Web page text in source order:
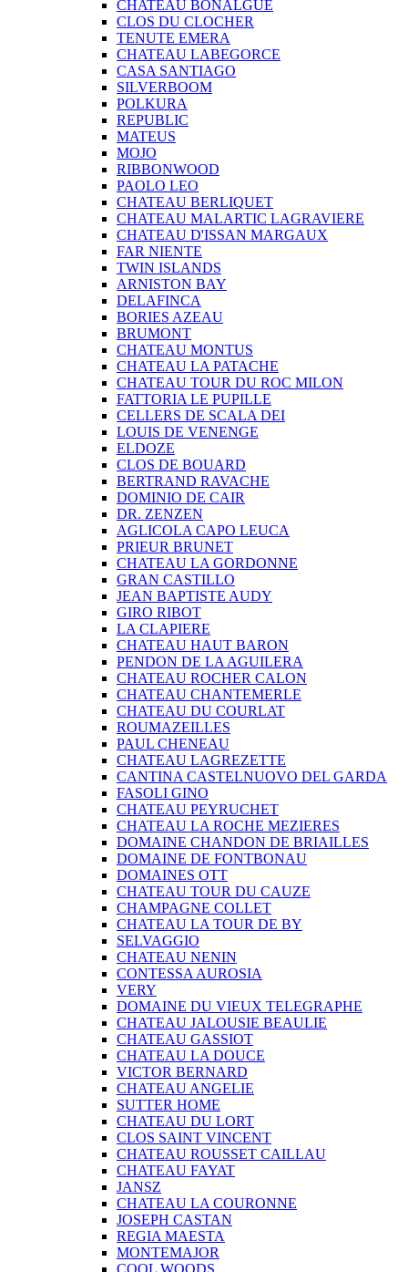
CHATEAU BONALGUE
CLOS DU CLOCHER
TENUTE EMERA
CHATEAU LABEGORCE
CASA SANTIAGO
SILVERBOOM
POLKURA
REPUBLIC
MATEUS
MOJO
RIBBONWOOD
PAOLO LEO
CHATEAU BERLIQUET
CHATEAU MALARTIC LAGRAVIERE
CHATEAU D'ISSAN MARGAUX
FAR NIENTE
TWIN ISLANDS
ARNISTON BAY
DELAFINCA
BORIES AZEAU
BRUMONT
CHATEAU MONTUS
CHATEAU LA PATACHE
CHATEAU TOUR DU ROC MILON
FATTORIA LE PUPILLE
CELLERS DE SCALA DEI
LOUIS DE VENENGE
ELDOZE
CLOS DE BOUARD
BERTRAND RAVACHE
DOMINIO DE CAIR
DR. ZENZEN
AGLICOLA CAPO LEUCA
PRIEUR BRUNET
CHATEAU LA GORDONNE
GRAN CASTILLO
JEAN BAPTISTE AUDY
GIRO RIBOT
LA CLAPIERE
CHATEAU HAUT BARON
PENDON DE LA AGUILERA
CHATEAU ROCHER CALON
CHATEAU CHANTEMERLE
CHATEAU DU COURLAT
ROUMAZEILLES
PAUL CHENEAU
CHATEAU LAGREZETTE
CANTINA CASTELNUOVO DEL GARDA
FASOLI GINO
CHATEAU PEYRUCHET
CHATEAU LA ROCHE MEZIERES
DOMAINE CHANDON DE BRIAILLES
DOMAINE DE FONTBONAU
DOMAINES OTT
CHATEAU TOUR DU CAUZE
CHAMPAGNE COLLET
CHATEAU LA TOUR DE BY
SELVAGGIO
CHATEAU NENIN
CONTESSA AUROSIA
VERY
DOMAINE DU VIEUX TELEGRAPHE
CHATEAU JALOUSIE BEAULIE
CHATEAU GASSIOT
CHATEAU LA DOUCE
VICTOR BERNARD
CHATEAU ANGELIE
SUTTER HOME
CHATEAU DU LORT
CLOS SAINT VINCENT
CHATEAU ROUSSET CAILLAU
CHATEAU FAYAT
JANSZ
CHATEAU LA COURONNE
JOSEPH CASTAN
REGIA MAESTA
MONTEMAJOR
COOL WOODS